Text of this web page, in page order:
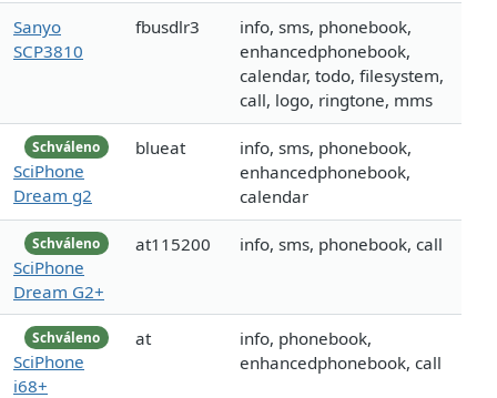
Sanyo
SCP3810
fbusdlr3
info, sms, phonebook,
enhancedphonebook,
calendar, todo, filesystem,
call, logo, ringtone, mms
Schváleno
SciPhone
Dream g2
blueat
info, sms, phonebook,
enhancedphonebook,
calendar
Schváleno
SciPhone
Dream G2+
at115200 info, sms, phonebook, call
Schváleno
SciPhone
i68+
at
info, phonebook,
enhancedphonebook, call